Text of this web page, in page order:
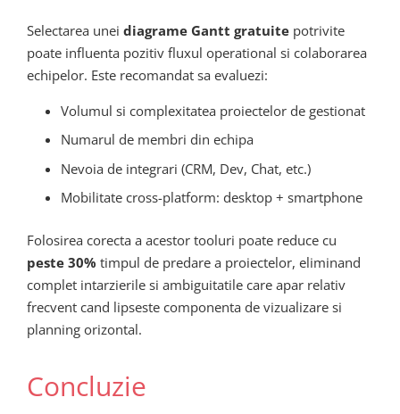
Selectarea unei diagrame Gantt gratuite potrivite
poate influenta pozitiv fluxul operational si colaborarea
echipelor. Este recomandat sa evaluezi:
Volumul si complexitatea proiectelor de gestionat
Numarul de membri din echipa
Nevoia de integrari (CRM, Dev, Chat, etc.)
Mobilitate cross-platform: desktop + smartphone
Folosirea corecta a acestor tooluri poate reduce cu
peste 30% timpul de predare a proiectelor, eliminand
complet intarzierile si ambiguitatile care apar relativ
frecvent cand lipseste componenta de vizualizare si
planning orizontal.
Concluzie